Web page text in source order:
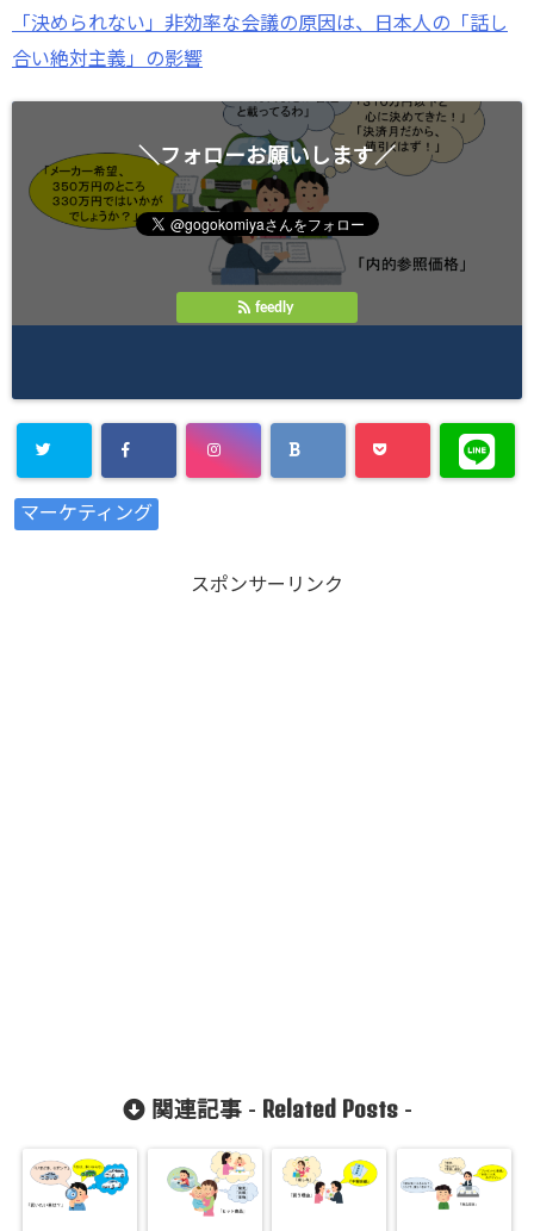
「決められない」非効率な会議の原因は、日本人の「話し
合い絶対主義」の影響
＼フォローお願いします／
feedly
マーケティング
スポンサーリンク
関連記事 - Related Posts-